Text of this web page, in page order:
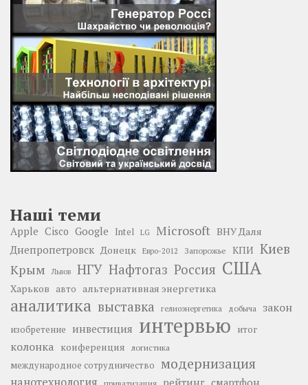
Наші теми
Apple Cisco Google Intel LG Microsoft ВНУ Даля
Днепропетровск Донецк Евро-2012 Запорожье КПИ Киев
Крым Львов НГУ Нафтогаз Россия США
Харьков авто альтернативная энергетика
аналитика выставка гелиоэнергетика добыча закон
изобретение инвестиция интервью итог
колонка конференция логистика
международное сотрудничество модернизация